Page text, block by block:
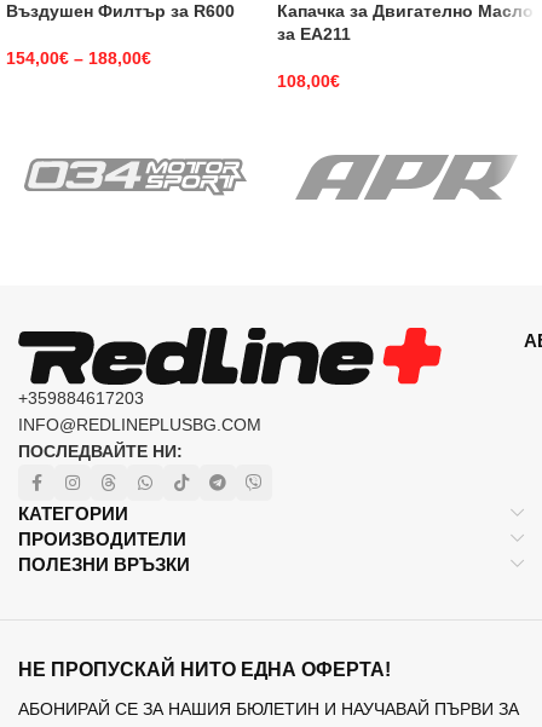
Въздушен Филтър за R600
154,00€ – 188,00€
Капачка за Двигателно Масло
за EA211
108,00€
+359884617203
INFO@REDLINEPLUSBG.COM
ПОСЛЕДВАЙТЕ НИ:
КАТЕГОРИИ
ПРОИЗВОДИТЕЛИ
ПОЛЕЗНИ ВРЪЗКИ
НЕ ПРОПУСКАЙ НИТО ЕДНА ОФЕРТА!
АБОНИРАЙ СЕ ЗА НАШИЯ БЮЛЕТИН И НАУЧАВАЙ ПЪРВИ ЗА